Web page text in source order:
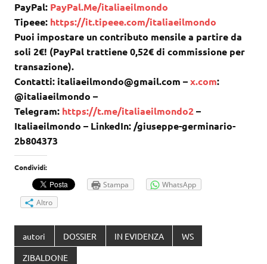
PayPal: PayPal.Me/italiaeilmondo
Tipeee: https://it.tipeee.com/italiaeilmondo
Puoi impostare un contributo mensile a partire da
soli 2€! (PayPal trattiene 0,52€ di commissione per
transazione).
Contatti: italiaeilmondo@gmail.com –x.com:
@italiaeilmondo –
Telegram: https://t.me/italiaeilmondo2–
Italiaeilmondo – LinkedIn: /giuseppe-germinario-
2b804373
Condividi:
Stampa
WhatsApp
Altro
autori DOSSIER IN EVIDENZA WS
ZIBALDONE